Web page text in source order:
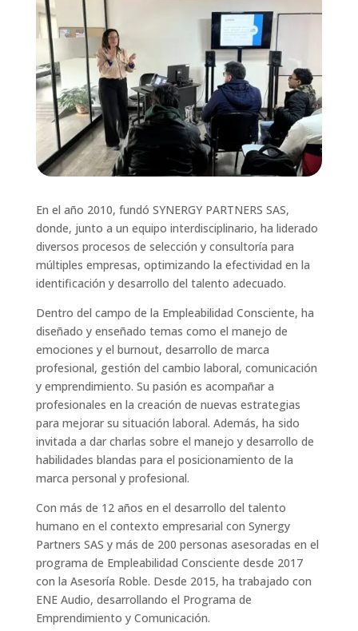
En el año 2010, fundó SYNERGY PARTNERS SAS,
donde, junto a un equipo interdisciplinario, ha liderado
diversos procesos de selección y consultoría para
múltiples empresas, optimizando la efectividad en la
identificación y desarrollo del talento adecuado.
Dentro del campo de la Empleabilidad Consciente, ha
diseñado y enseñado temas como el manejo de
emociones y el burnout, desarrollo de marca
profesional, gestión del cambio laboral, comunicación
y emprendimiento. Su pasión es acompañar a
profesionales en la creación de nuevas estrategias
para mejorar su situación laboral. Además, ha sido
invitada a dar charlas sobre el manejo y desarrollo de
habilidades blandas para el posicionamiento de la
marca personal y profesional.
Con más de 12 años en el desarrollo del talento
humano en el contexto empresarial con Synergy
Partners SAS y más de 200 personas asesoradas en el
programa de Empleabilidad Consciente desde 2017
con la Asesoría Roble. Desde 2015, ha trabajado con
ENE Audio, desarrollando el Programa de
Emprendimiento y Comunicación.